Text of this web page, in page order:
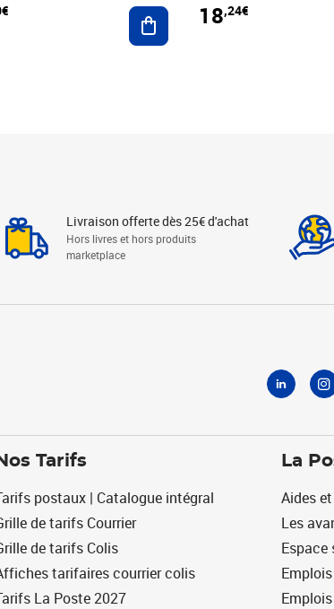
Ajouter au panier
18,24€
Livraison offerte dès 25€ d'achat
Hors livres et hors produits
marketplace
Tarifs
postaux | Catalogue intégral
de tarifs Courrier
de tarifs Colis
tarifaires courrier colis
La Poste 2027
La
Aides
Les